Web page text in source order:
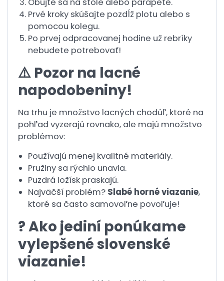
Prvé kroky skúšajte pozdĺž plotu alebo s
pomocou kolegu.
Po prvej odpracovanej hodine už rebríky
nebudete potrebovať!
⚠️ Pozor na lacné
napodobeniny!
Na trhu je množstvo lacných chodúľ, ktoré na
pohľad vyzerajú rovnako, ale majú množstvo
problémov:
Používajú menej kvalitné materiály.
Pružiny sa rýchlo unavia.
Puzdrá ložísk praskajú.
Najväčší problém? Slabé horné viazanie,
ktoré sa často samovoľne povoľuje!
? Ako jediní ponúkame
vylepšené slovenské
viazanie!